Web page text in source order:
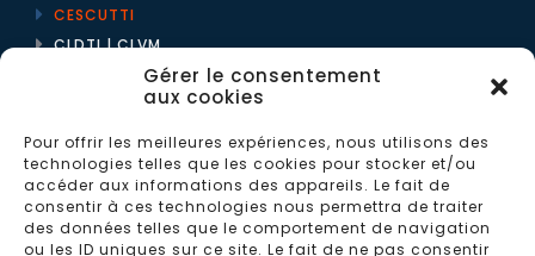
Gérer le consentement
aux cookies
Pour offrir les meilleures expériences, nous utilisons des
technologies telles que les cookies pour stocker et/ou
accéder aux informations des appareils. Le fait de
consentir à ces technologies nous permettra de traiter
des données telles que le comportement de navigation
ou les ID uniques sur ce site. Le fait de ne pas consentir
CESCUTTI
CLDTI | CLVM
LES BÉTONS MONTOIS
LES MAISONS BERNADET
MÉDITERRANÉE CONSTRUCTIONS